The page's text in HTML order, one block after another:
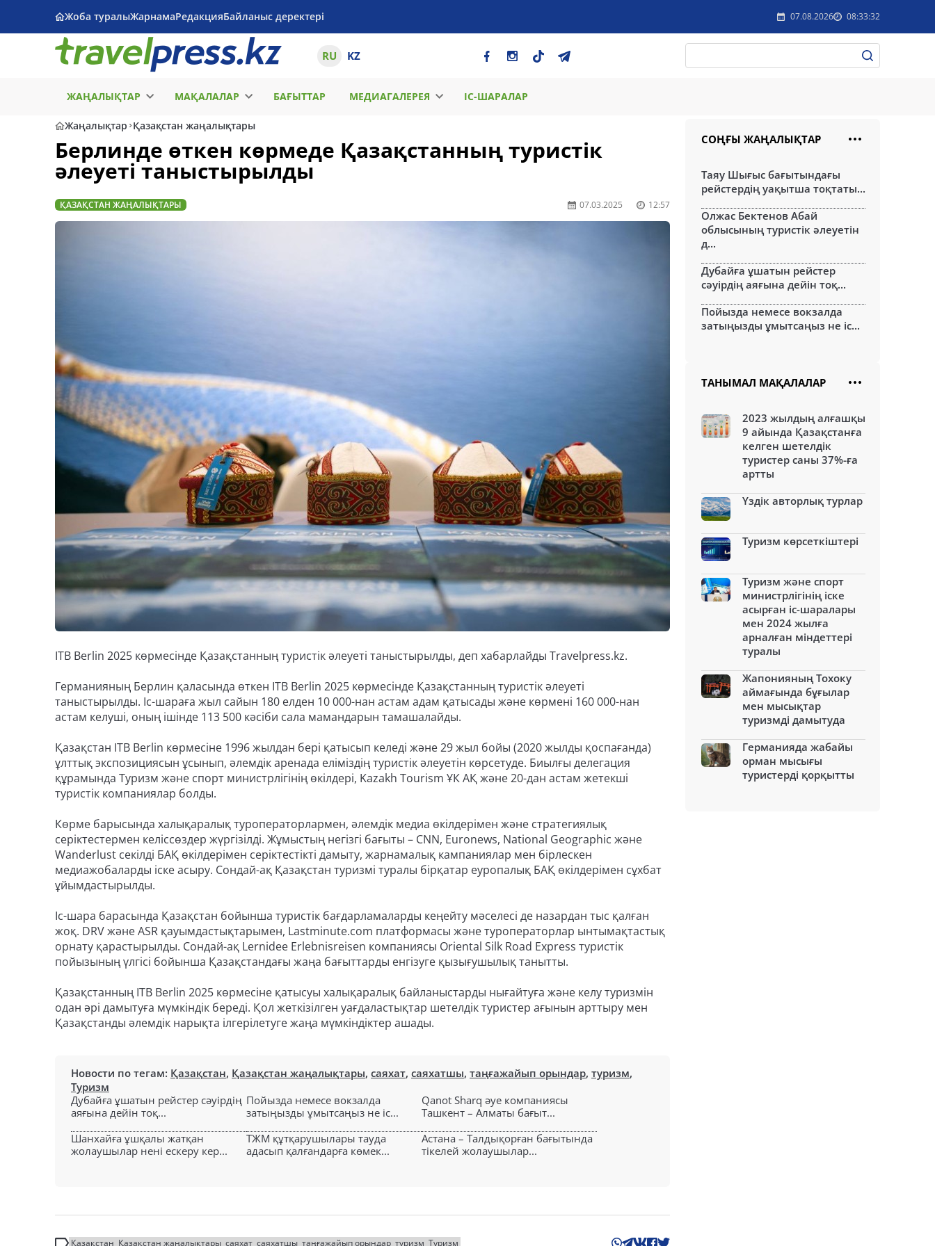
Жоба туралыЖарнамаРедакцияБайланыс деректері 07.08.2026 08:33:32
RU KZ
ЖАҢАЛЫҚТАР МАҚАЛАЛАР БАҒЫТТАР МЕДИАГАЛЕРЕЯ ІС-ШАРАЛАР
Жаңалықтар Қазақстан жаңалықтары
Берлинде өткен көрмеде Қазақстанның туристік
әлеуеті таныстырылды
ҚАЗАҚСТАН ЖАҢАЛЫҚТАРЫ 07.03.2025 12:57
ITB Berlin 2025 көрмесінде Қазақстанның туристік әлеуеті таныстырылды, деп хабарлайды Travelpress.kz.
Германияның Берлин қаласында өткен ITB Berlin 2025 көрмесінде Қазақстанның туристік әлеуеті
таныстырылды. Іс-шараға жыл сайын 180 елден 10 000-нан астам адам қатысады және көрмені 160 000-нан
астам келуші, оның ішінде 113 500 кәсіби сала мамандарын тамашалайды.
Қазақстан ITB Berlin көрмесіне 1996 жылдан бері қатысып келеді және 29 жыл бойы (2020 жылды қоспағанда)
ұлттық экспозициясын ұсынып, әлемдік аренада еліміздің туристік әлеуетін көрсетуде. Биылғы делегация
құрамында Туризм және спорт министрлігінің өкілдері, Kazakh Tourism ҰК АҚ және 20-дан астам жетекші
туристік компаниялар болды.
Көрме барысында халықаралық туроператорлармен, әлемдік медиа өкілдерімен және стратегиялық
серіктестермен келіссөздер жүргізілді. Жұмыстың негізгі бағыты – CNN, Euronews, National Geographic және
Wanderlust секілді БАҚ өкілдерімен серіктестікті дамыту, жарнамалық кампаниялар мен бірлескен
медиажобаларды іске асыру. Сондай-ақ Қазақстан туризмі туралы бірқатар еуропалық БАҚ өкілдерімен сұхбат
ұйымдастырылды.
Іс-шара барасында Қазақстан бойынша туристік бағдарламаларды кеңейту мәселесі де назардан тыс қалған
жоқ. DRV және ASR қауымдастықтарымен, Lastminute.com платформасы және туроператорлар ынтымақтастық
орнату қарастырылды. Сондай-ақ Lernidee Erlebnisreisen компаниясы Oriental Silk Road Express туристік
пойызының үлгісі бойынша Қазақстандағы жаңа бағыттарды енгізуге қызығушылық танытты.
Қазақстанның ITB Berlin 2025 көрмесіне қатысуы халықаралық байланыстарды нығайтуға және келу туризмін
одан әрі дамытуға мүмкіндік береді. Қол жеткізілген уағдаластықтар шетелдік туристер ағынын арттыру мен
Қазақстанды әлемдік нарықта ілгерілетуге жаңа мүмкіндіктер ашады.
Новости по тегам: Қазақстан, Қазақстан жаңалықтары, саяхат, саяхатшы, таңғажайып орындар, туризм,
Туризм
Дубайға ұшатын рейстер сәуірдің
аяғына дейін тоқ...
Пойызда немесе вокзалда
затыңызды ұмытсаңыз не іс...
Qanot Sharq әуе компаниясы
Ташкент – Алматы бағыт...
Шанхайға ұшқалы жатқан
жолаушылар нені ескеру кер...
ТЖМ құтқарушылары тауда
адасып қалғандарға көмек...
Астана – Талдықорған бағытында
тікелей жолаушылар...
Қазақстан Қазақстан жаңалықтары саяхат саяхатшы таңғажайып орындар туризм Туризм
СОҢҒЫ ЖАҢАЛЫҚТАР
Таяу Шығыс бағытындағы
рейстердің уақытша тоқтаты...
Олжас Бектенов Абай
облысының туристік әлеуетін
д...
Дубайға ұшатын рейстер
сәуірдің аяғына дейін тоқ...
Пойызда немесе вокзалда
затыңызды ұмытсаңыз не іс...
ТАНЫМАЛ МАҚАЛАЛАР
2023 жылдың алғашқы
9 айында Қазақстанға
келген шетелдік
туристер саны 37%-ға
артты
Үздік авторлық турлар
Туризм көрсеткіштері
Туризм және спорт
министрлігінің іске
асырған іс-шаралары
мен 2024 жылға
арналған міндеттері
туралы
Жапонияның Тохоку
аймағында бұғылар
мен мысықтар
туризмді дамытуда
Германияда жабайы
орман мысығы
туристерді қорқытты